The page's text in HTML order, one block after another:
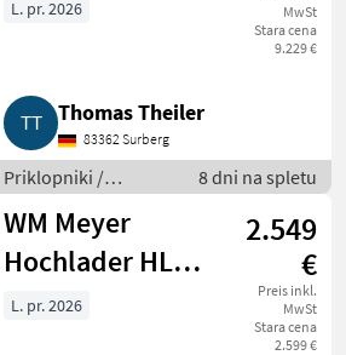
MwSt
Stara cena
9.229 €
L. pr. 2026
Thomas Theiler
83362 Surberg
Priklopniki /
Avtomobilski
priklopnik
8 dni na spletu
WM Meyer
Hochlader HLN
1323/141
2.549
€
Preis inkl.
MwSt
Stara cena
2.599 €
L. pr. 2026